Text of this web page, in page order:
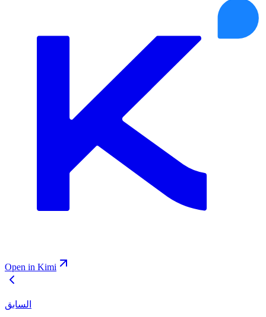
Open in Kimi
السابق